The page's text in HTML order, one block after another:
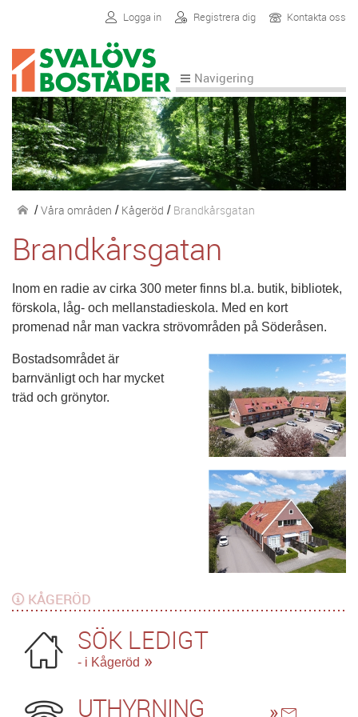
Logga in Registrera dig Kontakta oss
Navigering
/Våra områden / Kågeröd / Brandkårsgatan
Brandkårsgatan
Inom en radie av cirka 300 meter finns bl.a. butik, bibliotek,
förskola, låg- och mellanstadieskola. Med en kort
promenad når man vackra strövområden på Söderåsen.
Bostadsområdet är
barnvänligt och har mycket
träd och grönytor.
KÅGERÖD
SÖK LEDIGT
- i Kågeröd
UTHYRNING